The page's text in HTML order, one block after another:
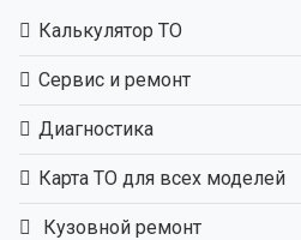
Калькулятор ТО
Сервис и ремонт
Диагностика
Карта ТО для всех моделей
Кузовной ремонт